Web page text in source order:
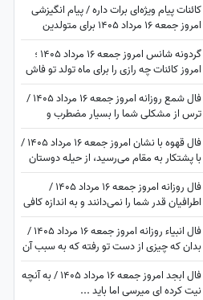
کائنات پیام ویژه‌ای برات داره / پیام انگیزشی
امروز جمعه 16 مرداد 1405 برای متولدین
فروردین تا اسفند: امروز زمان درخشیدن
توست + ویدئو
گردونه شانس امروز جمعه 16 مرداد 1405 ؛
امروز کائنات چه رازی را برای ماه تولد تو فاش
کرده؟
فال شمع روزانه امروز جمعه 16 مرداد 1405 /
ترس از مشکلی شما را بسیار مضطرب و
آشفته می‌کند، اما شما
فال قهوه با نشان امروز جمعه 16 مرداد 1405 /
با پشتکار به مقام می‌رسید، از حیله دوستان
خود را پنهان کنید
فال روزانه امروز جمعه 16 مرداد 1405 /
اطرافیان قدر شما را نمی‌دانند و به اندازه کافی
به شما ارزش نمی‌دهند، اما به زودی متوجه
می‌شوید که ...
فال انبیاء روزانه امروز جمعه 16 مرداد 1405 /
بدان که چیزی از دست تو رفته که به سبب آن
غم و اندوه می‌خوری، اما ...
فال ابجد امروز جمعه 16 مرداد 1405 / به آنچه
نیت کرده ای میرسی اما باید ...